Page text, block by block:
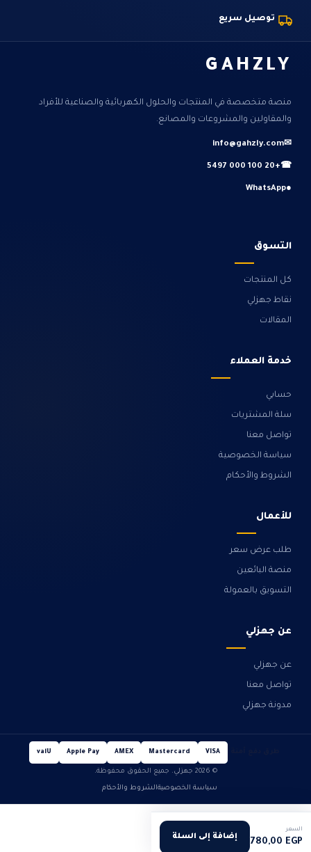
توصيل سريع
GAHZLY
منصة متخصصة في المنتجات والحلول الكهربائية والصناعية للأفراد
والمقاولين والمشروعات والمصانع.
✉
info@gahzly.com
☎
+20 100 000 5497
●
WhatsApp
التسوق
كل المنتجات
نقاط جهزلي
المقالات
خدمة العملاء
حسابي
سلة المشتريات
تواصل معنا
سياسة الخصوصية
الشروط والأحكام
للأعمال
طلب عرض سعر
منصة البائعين
التسويق بالعمولة
عن جهزلي
عن جهزلي
تواصل معنا
مدونة جهزلي
VISA
Mastercard
AMEX
Apple Pay
valU
© 2026 جهزلي. جميع الحقوق محفوظة.
سياسة الخصوصيةالشروط والأحكام
السعر
780,00 EGP إضافة إلى السلة